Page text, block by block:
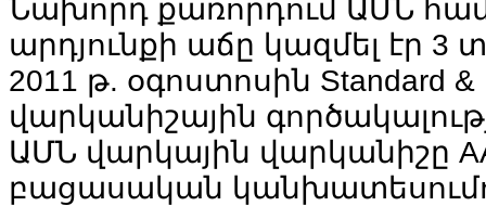
Նախորդ քառորդում ԱՄՆ
արդյունքի աճը կազմել էր 3
2011 թ. օգոստոսին Standard
վարկանիշային
ԱՄՆ վարկային վարկանիշը
բացասական